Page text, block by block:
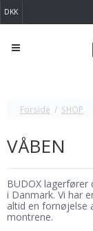
DKK
Forside / SHOP
VÅBEN
BUDOX
i Danmark. Vi har
altid en fornøjelse
montrene.